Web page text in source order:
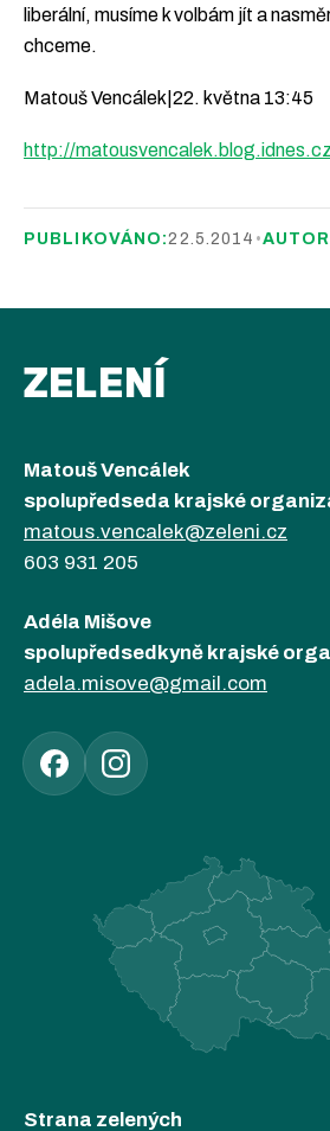
liberální, musíme k volbám jít a
chceme.
Matouš Vencálek|22. května 13:45
http://
PUBLIKOVÁNO:22.5.2014 •
ZELENÍ
Matouš Vencálek
spolupředseda krajské
matous.vencalek@zeleni.cz
603 931 205
Adéla Mišove
spolupředsedkyně krajské
adela.misove@gmail.com
Strana zelených